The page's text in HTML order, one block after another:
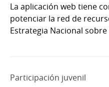
La aplicación web tiene
potenciar la red de
Estrategia Nacional sobre
Participación juvenil